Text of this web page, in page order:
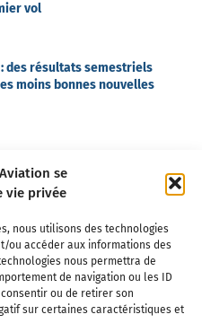
se
vie privée
nous utilisons des technologies
ou accéder aux informations des
nous permettra de
de navigation ou les ID
ou de retirer son
sur certaines caractéristiques et
vol
des résultats semestriels
moins bonnes nouvelles
contacter
Partenaires
de confidentialité Cookies